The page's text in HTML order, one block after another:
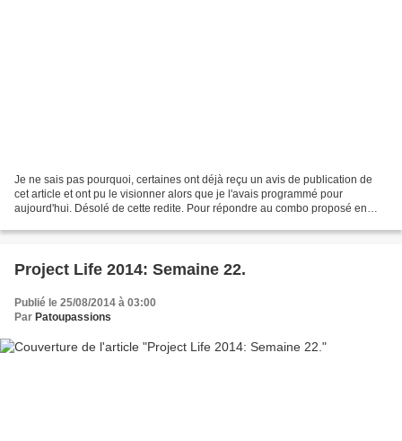
Je ne sais pas pourquoi, certaines ont déjà reçu un avis de publication de
cet article et ont pu le visionner alors que je l'avais programmé pour
aujourd'hui. Désolé de cette redite. Pour répondre au combo proposé en
Project Life 2014: Semaine 22.
Publié le 25/08/2014 à 03:00
Par Patoupassions